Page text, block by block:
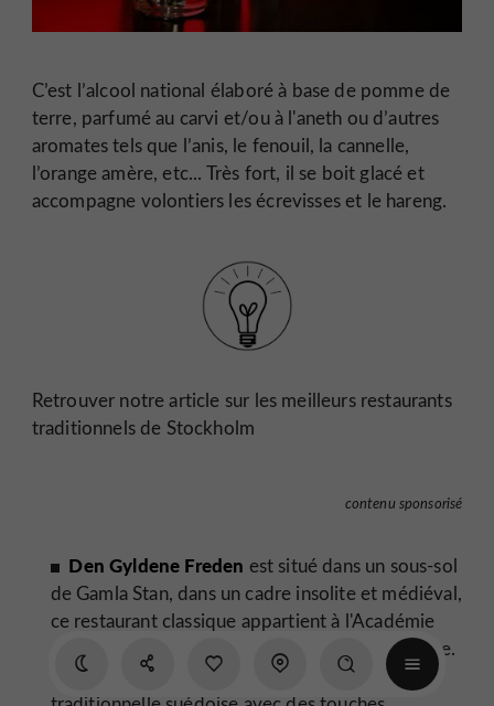
C’est l’alcool national élaboré à base de pomme de
terre, parfumé au carvi et/ou à l'aneth ou d’autres
aromates tels que l’anis, le fenouil, la cannelle,
l’orange amère, etc... Très fort, il se boit glacé et
accompagne volontiers les écrevisses et le hareng.
Retrouver notre article sur les meilleurs restaurants
traditionnels de Stockholm
contenu sponsorisé
Den Gyldene Freden est situé dans un sous-sol
de Gamla Stan, dans un cadre insolite et médiéval,
ce restaurant classique appartient à l'Académie
suédoise qui décerne le prix Nobel de littérature.
Le menu propose des grands noms de la cuisine